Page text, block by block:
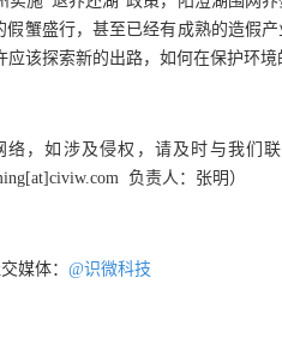
假蟹盛行，甚至已经有成熟的造假
应该探索新的出路，如何在保护环
络，如涉及侵权，请及时与我们
负责人：张明）
媒体： @识微科技